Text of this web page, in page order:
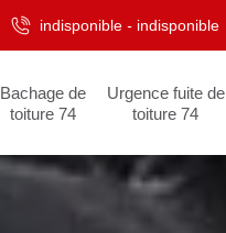
indisponible - indisponible
Bachage de
toiture 74
Urgence fuite de
toiture 74